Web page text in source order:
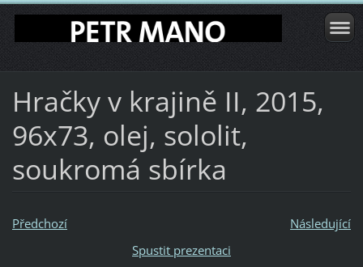
Hračky v krajině II, 2015,
96x73, olej, sololit,
soukromá sbírka
Předchozí
Následující
Spustit prezentaci